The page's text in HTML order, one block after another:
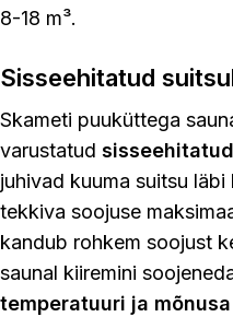
8-18 m³.
Sisseehitatud
Skameti puuküttega
varustatud
juhivad kuuma suitsu
tekkiva soojuse
kandub rohkem soojust
saunal kiiremini
temperatuuri ja